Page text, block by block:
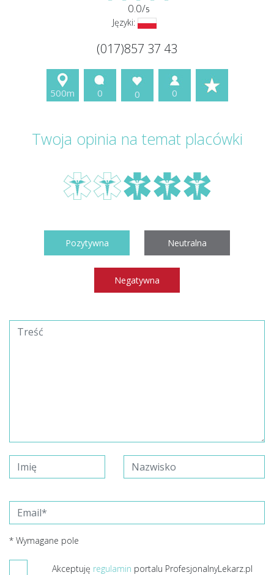
0.0/5
Języki:
(017)857 37 43
500m 0 0 0
Twoja opinia na temat placówki
Pozytywna Neutralna
Negatywna
* Wymagane pole
Akceptuję regulamin portalu ProfesjonalnyLekarz.pl